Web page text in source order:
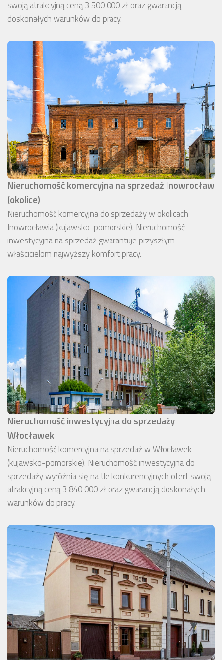
swoją atrakcyjną ceną 3 500 000 zł oraz gwarancją
doskonałych warunków do pracy.
Nieruchomość komercyjna na sprzedaż Inowrocław
(okolice)
Nieruchomość komercyjna do sprzedaży w okolicach
Inowrocławia (kujawsko-pomorskie). Nieruchomość
inwestycyjna na sprzedaż gwarantuje przyszłym
właścicielom najwyższy komfort pracy.
Nieruchomość inwestycyjna do sprzedaży
Włocławek
Nieruchomość komercyjna na sprzedaż w Włocławek
(kujawsko-pomorskie). Nieruchomość inwestycyjna do
sprzedaży wyróżnia się na tle konkurencyjnych ofert swoją
atrakcyjną ceną 3 840 000 zł oraz gwarancją doskonałych
warunków do pracy.